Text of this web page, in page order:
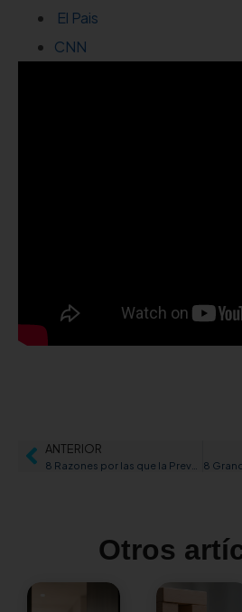
El Pais
CNN
ANTERIOR
Otros